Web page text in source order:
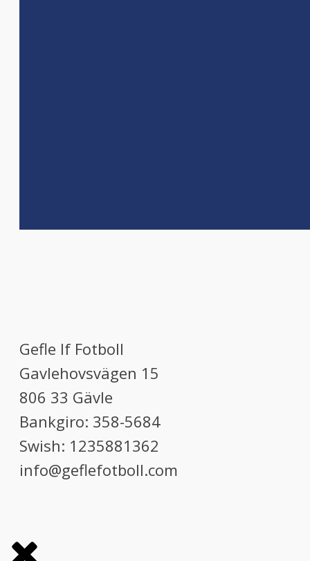
Gefle If Fotboll
Gavlehovsvägen 15
806 33 Gävle
Bankgiro: 358-5684
Swish: 1235881362
info@geflefotboll.com